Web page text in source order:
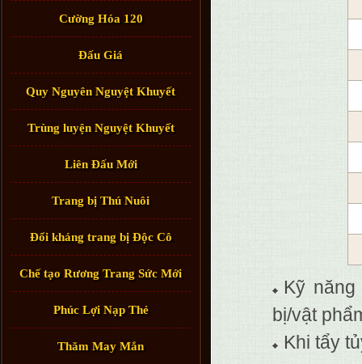
Cường Hóa 120
Đấu Giá
Quy Nguyên Nguyệt Khuyết
Trùng luyện Nguyệt Khuyết
Liên Đấu Mới
Trang bị Thú Nuôi
Đổi kháng trang bị Độc Cô
Chế tạo Rương Trang Sức Mới
Phúc Lợi Nạp Thẻ
Thăm May Mắn
Kỹ
bị/vật
Khi tẩy